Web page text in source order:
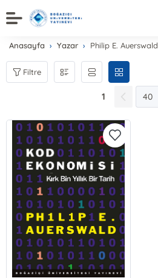
Anasayfa Yazar Philip E. Auerswald
Filtre
1